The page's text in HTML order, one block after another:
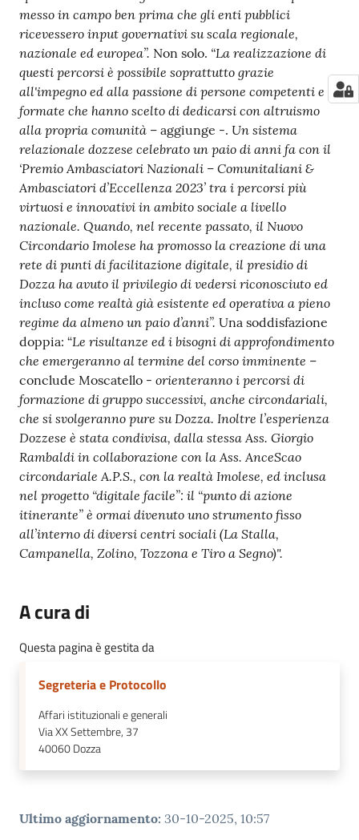
messo in campo ben prima che gli enti pubblici
ricevessero input governativi su scala regionale,
nazionale ed europea”. Non solo. “La realizzazione di
questi percorsi è possibile soprattutto grazie
all'impegno ed alla passione di persone competenti e
formate che hanno scelto di dedicarsi con altruismo
alla propria comunità – aggiunge -. Un sistema
relazionale dozzese celebrato un paio di anni fa con il
‘Premio Ambasciatori Nazionali – Comunitaliani &
Ambasciatori d’Eccellenza 2023’ tra i percorsi più
virtuosi e innovativi in ambito sociale a livello
nazionale. Quando, nel recente passato, il Nuovo
Circondario Imolese ha promosso la creazione di una
rete di punti di facilitazione digitale, il presidio di
Dozza ha avuto il privilegio di vedersi riconosciuto ed
incluso come realtà già esistente ed operativa a pieno
regime da almeno un paio d’anni”. Una soddisfazione
doppia: “Le risultanze ed i bisogni di approfondimento
che emergeranno al termine del corso imminente –
conclude Moscatello - orienteranno i percorsi di
formazione di gruppo successivi, anche circondariali,
che si svolgeranno pure su Dozza. Inoltre l’esperienza
Dozzese è stata condivisa, dalla stessa Ass. Giorgio
Rambaldi in collaborazione con la Ass. AnceScao
circondariale A.P.S., con la realtà Imolese, ed inclusa
nel progetto “digitale facile”: il “punto di azione
itinerante” è ormai divenuto uno strumento fisso
all’interno di diversi centri sociali (La Stalla,
Campanella, Zolino, Tozzona e Tiro a Segno)".
A cura di
Questa pagina è gestita da
Segreteria e Protocollo
Affari istituzionali e generali
Via XX Settembre, 37
40060Dozza
Ultimo aggiornamento: 30-10-2025, 10:57